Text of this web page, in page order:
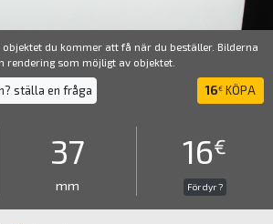
du kommer att få när du beställer. Bilderna
rendering som möjligt av objektet.
ställa en fråga 16€ KÖPA
37
mm
16€
För dyr ?